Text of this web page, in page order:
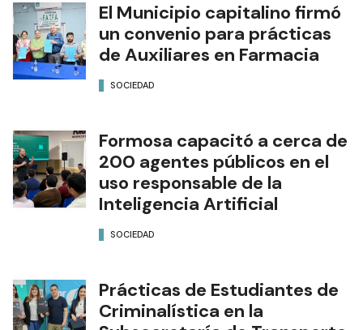
El Municipio capitalino firmó
un convenio para prácticas
de Auxiliares en Farmacia
SOCIEDAD
Formosa capacitó a cerca de
200 agentes públicos en el
uso responsable de la
Inteligencia Artificial
SOCIEDAD
Prácticas de Estudiantes de
Criminalística en la